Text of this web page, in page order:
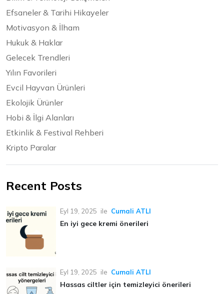
Efsaneler & Tarihi Hikayeler
Motivasyon & İlham
Hukuk & Haklar
Gelecek Trendleri
Yılın Favorileri
Evcil Hayvan Ürünleri
Ekolojik Ürünler
Hobi & İlgi Alanları
Etkinlik & Festival Rehberi
Kripto Paralar
Recent Posts
Eyl 19, 2025 ile Cumali ATLI
En iyi gece kremi önerileri
Eyl 19, 2025 ile Cumali ATLI
Hassas ciltler için temizleyici önerileri